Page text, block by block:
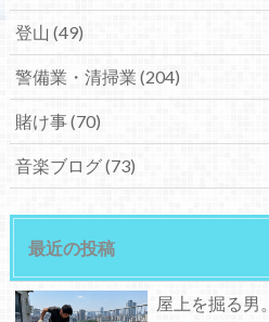
登山 (49)
警備業・清掃業 (204)
賭け事(70)
音楽ブログ(73)
最近の投稿
屋上を掘る男。